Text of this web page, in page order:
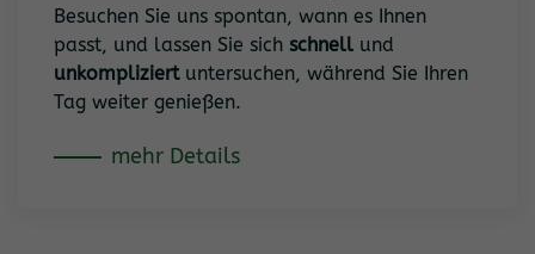
Besuchen Sie uns spontan, wann es Ihnen
passt, und lassen Sie sich schnell und
unkompliziertuntersuchen, während Sie Ihren
Tag weiter genießen.
mehr Details